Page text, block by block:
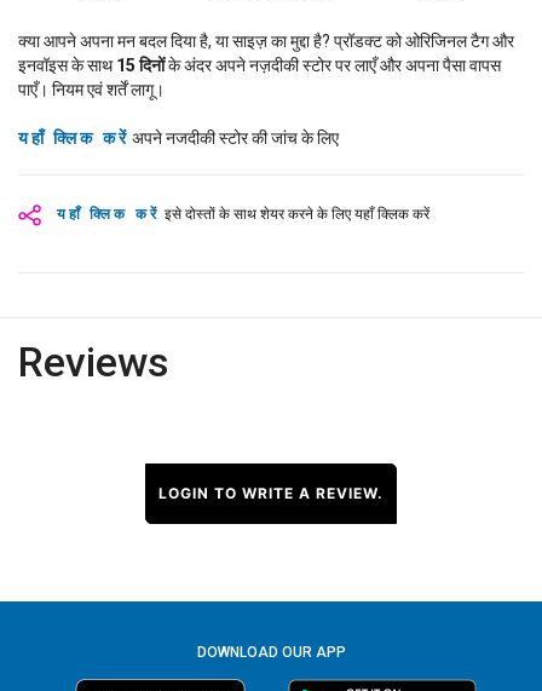
यहाँ क्लिक करें इसे दोस्तों के साथ शेयर करने के लिए यहाँ क्लिक करें
क्या आपने अपना मन बदल दिया है, या साइज़ का मुद्दा है? प्रॉडक्ट को ओरिजिनल टैग और
इनवॉइस के साथ15 दिनोंके अंदर अपने नज़दीकी स्टोर पर लाएँ और अपना पैसा वापस
पाएँ। नियम एवं शर्तें लागू।
यहाँ क्लिक करें अपने नजदीकी स्टोर की जांच के लिए
Reviews
LOGIN TO WRITE A REVIEW.
DOWNLOAD OUR APP